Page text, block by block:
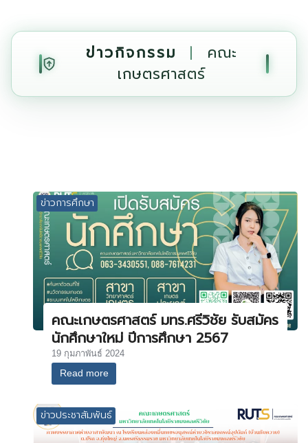
ข่าวกิจกรรม |
คณะ
เกษตรศาสตร์
ข่าวการศึกษา
คณะเกษตรศาสตร์ มทร.ศรีวิชัย รับสมัคร
นักศึกษาใหม่ ปีการศึกษา 2567
19 กุมภาพันธ์ 2024
Read more
ข่าวประชาสัมพันธ์